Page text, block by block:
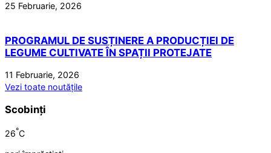
25 Februarie, 2026
PROGRAMUL DE SUSȚINERE A PRODUCȚIEI DE
LEGUME CULTIVATE ÎN SPAȚII PROTEJATE
11 Februarie, 2026
Vezi toate noutățile
Scobinți
26°C